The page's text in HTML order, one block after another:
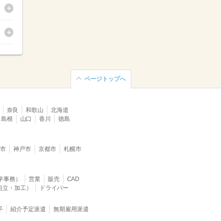
ページトップへ
奈良 和歌山
北海道
島根
山口 香川 徳島
神戸市 京都市 札幌市
務） 営業 販売
CAD
・加工）
ドライバー
紹介予定派遣 無期雇用派遣